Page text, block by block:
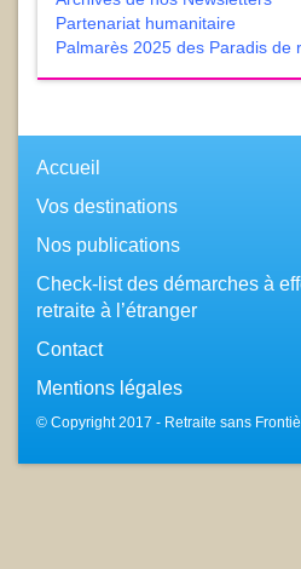
Partenariat humanitaire
Palmarès 2025 des Paradis de
Accueil
Vos destinations
Nos publications
Check-list des démarches à
retraite à l’étranger
Contact
Mentions légales
© Copyright 2017 - Retraite sans